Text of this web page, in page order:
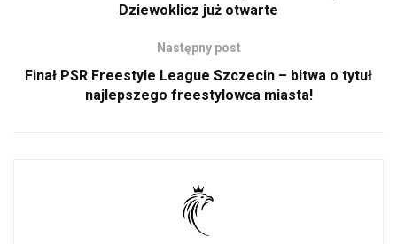
Dziewoklicz już otwarte
Następny post
Finał PSR Freestyle League Szczecin – bitwa o tytuł
najlepszego freestylowca miasta!